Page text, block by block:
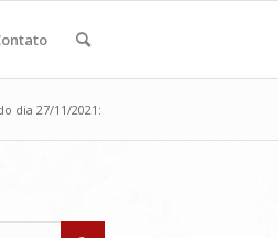
dia 27/11/2021: